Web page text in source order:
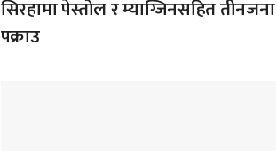
सिरहामा पेस्तोल र म्याग्जिनसहित तीनजना
पक्राउ